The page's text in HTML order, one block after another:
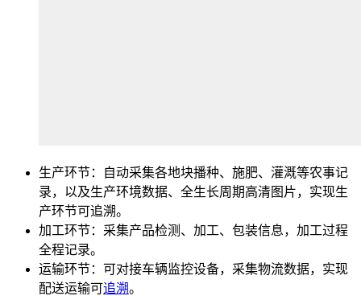
生产环节：自动采集各地块播种、施肥、灌溉等农事记
录，以及生产环境数据、全生长周期高清图片，实现生
产环节可追溯。
加工环节：采集产品检测、加工、包装信息，加工过程
全程记录。
运输环节：可对接车辆监控设备，采集物流数据，实现
配送运输可追溯。